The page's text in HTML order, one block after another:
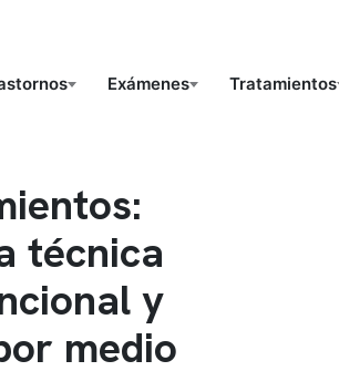
Exámenes Tratamientos
técnica
y
medio